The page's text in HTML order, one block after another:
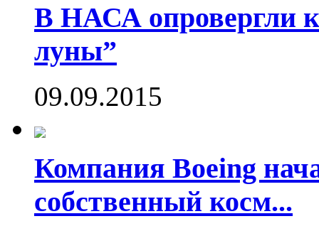
В НАСА опровергли
луны”
09.09.2015
Компания Boeing
собственный косм...